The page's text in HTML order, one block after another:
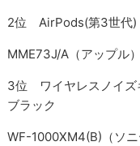
2位 AirPods(第3世代)
MME73J/A（アップル）
3位 ワイヤレスノイズ
ブラック
WF-1000XM4(B)（ソニ